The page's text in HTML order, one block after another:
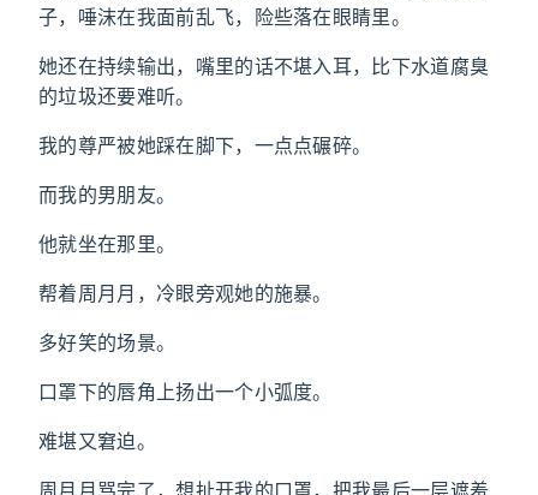
子，唾沫在我面前乱飞，险些落在眼睛里。
她还在持续输出，嘴里的话不堪入耳，比下水道腐臭
的垃圾还要难听。
我的尊严被她踩在脚下，一点点碾碎。
而我的男朋友。
他就坐在那里。
帮着周月月，冷眼旁观她的施暴。
多好笑的场景。
口罩下的唇角上扬出一个小弧度。
难堪又窘迫。
周月月骂完了，想扯开我的口罩，把我最后一层遮羞